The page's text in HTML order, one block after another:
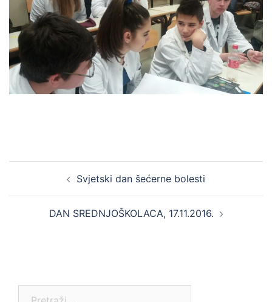
navigationSvjetski dan šećerne bolesti
DAN SREDNJOŠKOLACA, 17.11.2016.